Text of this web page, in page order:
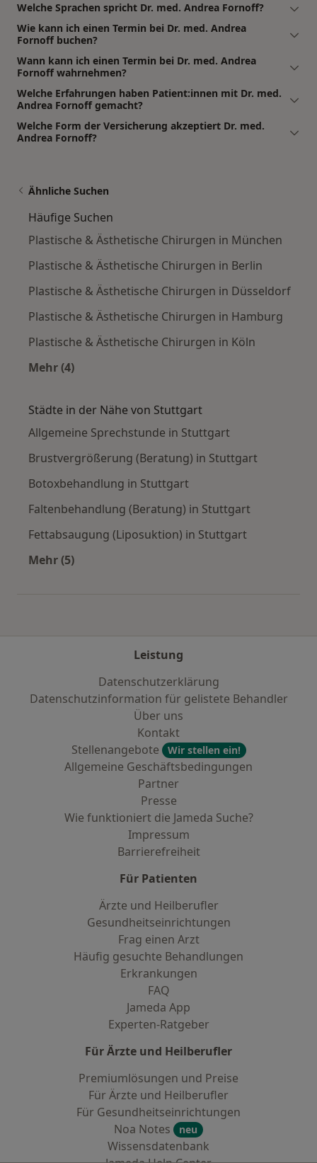
Welche Sprachen spricht Dr. med. Andrea Fornoff?
Wie kann ich einen Termin bei Dr. med. Andrea
Fornoff buchen?
Wann kann ich einen Termin bei Dr. med. Andrea
Fornoff wahrnehmen?
Welche Erfahrungen haben Patient:innen mit Dr. med.
Andrea Fornoff gemacht?
Welche Form der Versicherung akzeptiert Dr. med.
Andrea Fornoff?
Ähnliche Suchen
Häufige Suchen
Plastische & Ästhetische Chirurgen in München
Plastische & Ästhetische Chirurgen in Berlin
Plastische & Ästhetische Chirurgen in Düsseldorf
Plastische & Ästhetische Chirurgen in Hamburg
Plastische & Ästhetische Chirurgen in Köln
Mehr (4)
Städte in der Nähe von Stuttgart
Allgemeine Sprechstunde in Stuttgart
Brustvergrößerung (Beratung) in Stuttgart
Botoxbehandlung in Stuttgart
Faltenbehandlung (Beratung) in Stuttgart
Fettabsaugung (Liposuktion) in Stuttgart
Mehr (5)
Leistung
Datenschutzerklärung
Datenschutzinformation für gelistete Behandler
Über uns
Kontakt
Stellenangebote
Wir stellen ein!
Allgemeine Geschäftsbedingungen
Partner
Presse
Wie funktioniert die Jameda Suche?
Impressum
Barrierefreiheit
Für Patienten
Ärzte und Heilberufler
Gesundheitseinrichtungen
Frag einen Arzt
Häufig gesuchte Behandlungen
Erkrankungen
FAQ
Jameda App
Experten-Ratgeber
Für Ärzte und Heilberufler
Premiumlösungen und Preise
Für Ärzte und Heilberufler
Für Gesundheitseinrichtungen
Noa Notes
neu
Wissensdatenbank